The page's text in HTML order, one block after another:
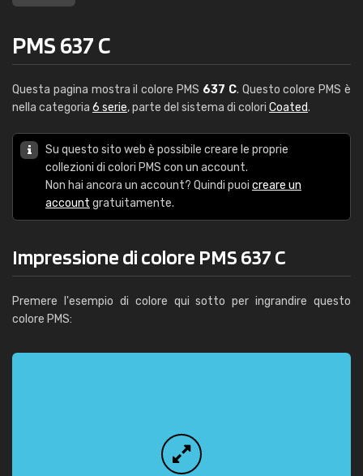
PMS 637 C
Questa pagina mostra il colore PMS 637 C. Questo colore PMS è
nella categoria 6 serie, parte del sistema di colori Coated.
Su questo sito web è possibile creare le proprie
collezioni di colori PMS con un account.
Non hai ancora un account? Quindi puoi creare un
account gratuitamente.
Impressione di colore PMS 637 C
Premere l'esempio di colore qui sotto per ingrandire questo
colore PMS: